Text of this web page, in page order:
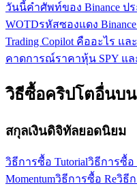
วันนี้คำศัพท์ของ Binance ป
WOTDรหัสซองแดง
Trading Copilot คืออะไร
คาดการณ์ราคาหุ้น SPY แ
วิธีซื้อคริปโตอื่นบ
สกุลเงินดิจิทัลยอดนิยม
วิธีการซื้อ Tutorialวิธีการซื้อ
Momentumวิธีการซื้อ Reวิธีก